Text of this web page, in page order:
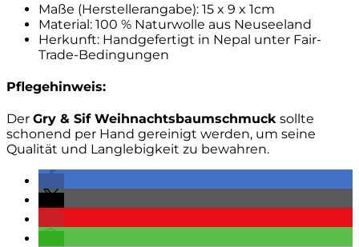
Maße (Herstellerangabe): 15 x 9 x 1cm
Material: 100 % Naturwolle aus Neuseeland
Herkunft: Handgefertigt in Nepal unter Fair-
Trade-Bedingungen
Pflegehinweis:
Der Gry & Sif Weihnachtsbaumschmuck sollte
schonend per Hand gereinigt werden, um seine
Qualität und Langlebigkeit zu bewahren.